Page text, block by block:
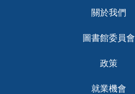
關於我們
圖書館委員會
政策
就業機會